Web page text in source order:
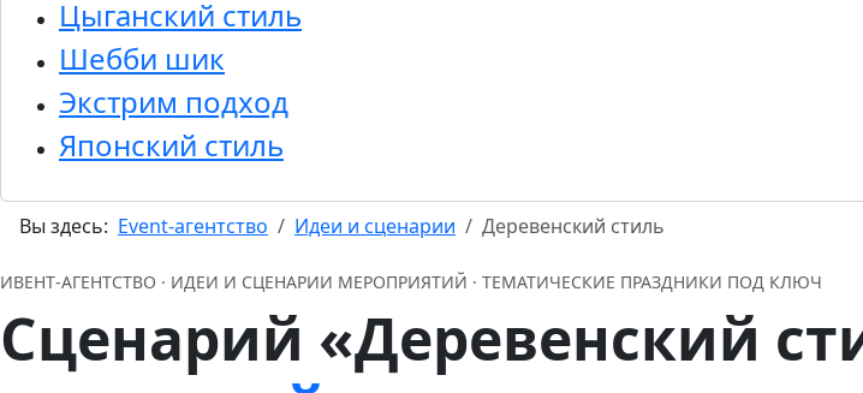
Цыганский стиль
Шебби шик
Экстрим подход
Японский стиль
Вы здесь: Event-агентство Идеи и сценарии Деревенский стиль
ИВЕНТ‑АГЕНТСТВО · ИДЕИ И СЦЕНАРИИ МЕРОПРИЯТИЙ · ТЕМАТИЧЕСКИЕ ПРАЗДНИКИ ПОД КЛЮЧ
Сценарий «Деревенский